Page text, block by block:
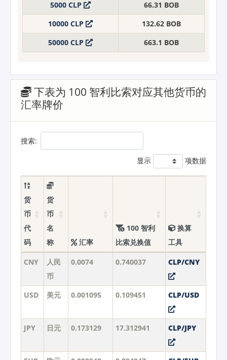
5000 CLP
66.31 BOB
10000 CLP
132.62 BOB
50000 CLP
663.1 BOB
下表为 100 智利比索对应其他货币的
汇率牌价
搜索:
显示 项数据
货
币
代
码
货
币
名
称
汇率
100 智利
比索兑换值
换算
工具
CNY
人民
币
0.0074 0.740037 CLP/CNY
USD 美元 0.001095 0.109451 CLP/USD
JPY 日元 0.173129 17.312941 CLP/JPY